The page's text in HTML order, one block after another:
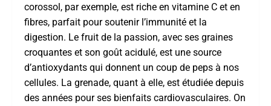
corossol, par exemple, est riche en vitamine C et en
fibres, parfait pour soutenir l’immunité et la
digestion. Le fruit de la passion, avec ses graines
croquantes et son goût acidulé, est une source
d’antioxydants qui donnent un coup de peps à nos
cellules. La grenade, quant à elle, est étudiée depuis
des années pour ses bienfaits cardiovasculaires. On